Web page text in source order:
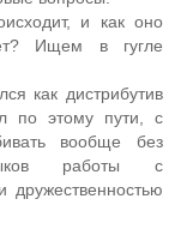
и как оно
Ищем в гугле
как дистрибутив
по этому пути, с
вообще без
работы с
дружественностью